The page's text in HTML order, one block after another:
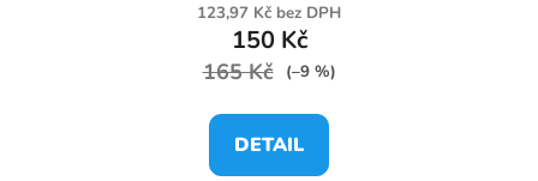
123,97 Kč bez DPH
150 Kč
165 Kč (–9 %)
DETAIL